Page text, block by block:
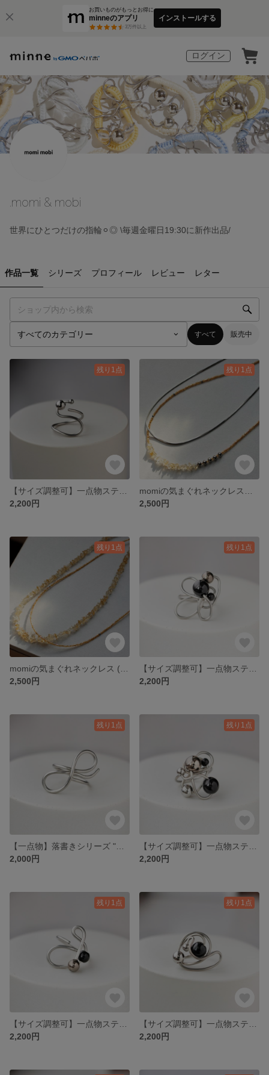
お買いものがもっとお得に
minneのアプリ
3万件以上
インストールする
ログイン
.momi & mobi
世界にひとつだけの指輪⚪︎◎ \毎週金曜日19:30に新作出品/
作品一覧 シリーズ プロフィール レビュー レター
すべて 販売中
残り1点
2,200円
残り1点
2,500円
残り1点
2,500円
残り1点
2,200円
残り1点
2,000円
残り1点
2,200円
残り1点
2,200円
残り1点
2,200円